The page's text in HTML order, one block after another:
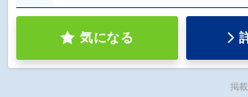
気になる
掲